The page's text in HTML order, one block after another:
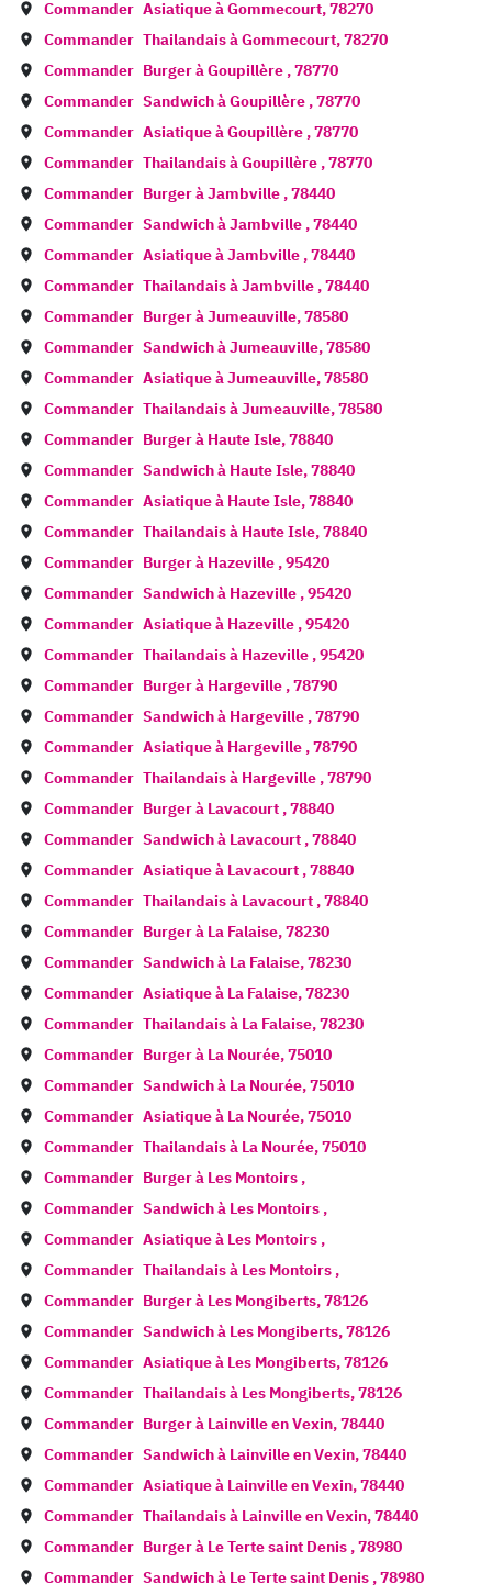
Commander Asiatique àGommecourt,78270
Commander Thailandais àGommecourt,78270
Commander Burger àGoupillère ,78770
Commander Sandwich àGoupillère ,78770
Commander Asiatique àGoupillère ,78770
Commander Thailandais àGoupillère ,78770
Commander Burger àJambville ,78440
Commander Sandwich àJambville ,78440
Commander Asiatique àJambville ,78440
Commander Thailandais àJambville ,78440
Commander Burger àJumeauville,78580
Commander Sandwich àJumeauville,78580
Commander Asiatique àJumeauville,78580
Commander Thailandais àJumeauville,78580
Commander Burger à Haute Isle,78840
Commander Sandwich à Haute Isle,78840
Commander Asiatique à Haute Isle,78840
Commander Thailandais à Haute Isle,78840
Commander Burger à Hazeville ,95420
Commander Sandwich à Hazeville ,95420
Commander Asiatique à Hazeville ,95420
Commander Thailandais à Hazeville ,95420
Commander Burger à Hargeville ,78790
Commander Sandwich à Hargeville ,78790
Commander Asiatique à Hargeville ,78790
Commander Thailandais à Hargeville ,78790
Commander Burger à Lavacourt ,78840
Commander Sandwich à Lavacourt ,78840
Commander Asiatique à Lavacourt ,78840
Commander Thailandais à Lavacourt ,78840
Commander Burger à La Falaise,78230
Commander Sandwich à La Falaise,78230
Commander Asiatique à La Falaise,78230
Commander Thailandais à La Falaise,78230
Commander Burger à La Nourée,75010
Commander Sandwich à La Nourée,75010
Commander Asiatique à La Nourée,75010
Commander Thailandais à La Nourée,75010
Commander Burger à Les Montoirs ,
Commander Sandwich à Les Montoirs ,
Commander Asiatique à Les Montoirs ,
Commander Thailandais à Les Montoirs ,
Commander Burger à Les Mongiberts,78126
Commander Sandwich à Les Mongiberts,78126
Commander Asiatique à Les Mongiberts,78126
Commander Thailandais à Les Mongiberts,78126
Commander Burger à Lainville en Vexin,78440
Commander Sandwich à Lainville en Vexin,78440
Commander Asiatique à Lainville en Vexin,78440
Commander Thailandais à Lainville en Vexin,78440
Commander Burger à Le Terte saint Denis ,78980
Commander Sandwich à Le Terte saint Denis ,78980